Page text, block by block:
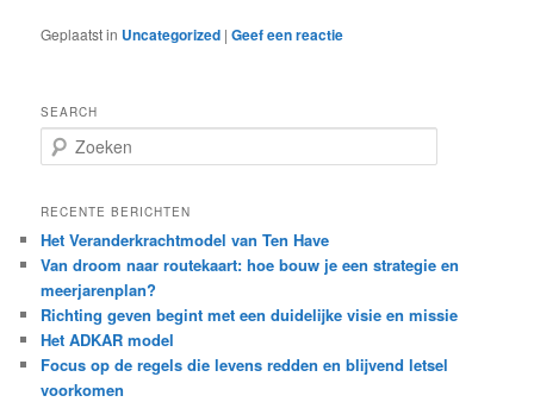
Geplaatst in Uncategorized |Geef een reactie
SEARCH
o
k
n
RECENTE BERICHTEN
Het Veranderkrachtmodel van Ten Have
Van droom naar routekaart: hoe bouw je een strategie en
meerjarenplan?
Richting geven begint met een duidelijke visie en missie
Het ADKAR model
Focus op de regels die levens redden en blijvend letsel
voorkomen